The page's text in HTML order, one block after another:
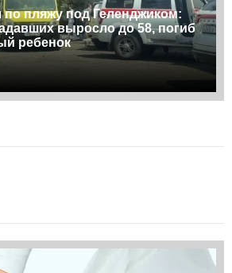
по пляжу под Геленджиком:
выросло до 58, погиб
ребенок